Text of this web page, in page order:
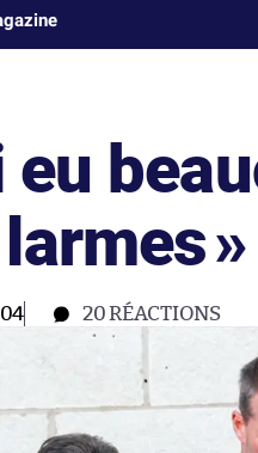
eu
»
20RÉACTIONS